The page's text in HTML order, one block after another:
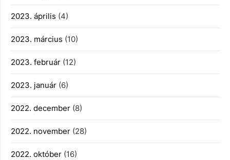
2023. április (4)
2023. március (10)
2023. február (12)
2023. január (6)
2022. december (8)
2022. november (28)
2022. október (16)